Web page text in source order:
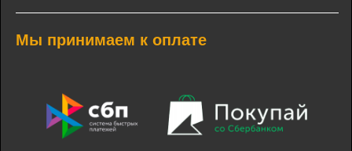
Мы принимаем к оплате